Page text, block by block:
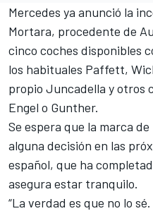
Mercedes ya anunció la
Mortara, procedente de
cinco coches disponibles
los habituales Paffett,
propio Juncadella y otros
Engel o Gunther.
Se espera que la marca
alguna decisión en las
español, que ha
asegura estar tranquilo.
“La verdad es que no lo